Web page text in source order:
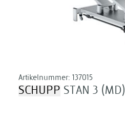
Artikelnummer: 137015
SCHUPP STAN 3 (MD)